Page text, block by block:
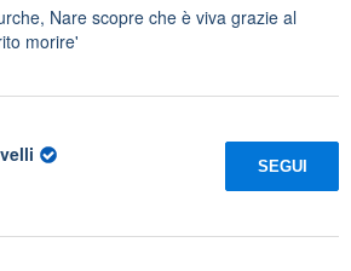
Nare scopre che è viva grazie al
morire'
SEGUI